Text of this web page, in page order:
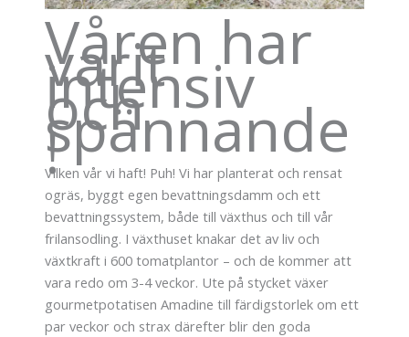
Våren har
varit
intensiv
och
spännande
!
Vilken vår vi haft! Puh! Vi har planterat och rensat
ogräs, byggt egen bevattningsdamm och ett
bevattningssystem, både till växthus och till vår
frilansodling. I växthuset knakar det av liv och
växtkraft i 600 tomatplantor – och de kommer att
vara redo om 3-4 veckor. Ute på stycket växer
gourmetpotatisen Amadine till färdigstorlek om ett
par veckor och strax därefter blir den goda